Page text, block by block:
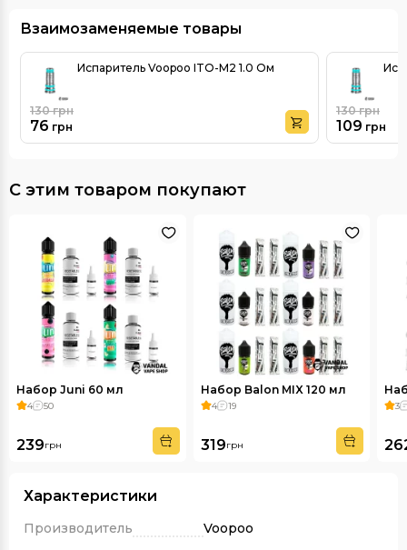
Взаимозаменяемые товары
Испаритель Voopoo ITO-М2 1.0 Ом
76 грн
130грн
109 грн
130грн
С этим товаром покупают
Набор Juni 60 мл
4 50
239грн
Набор Balon MIX 120 мл
4 19
319грн
3
Характеристики
Производитель
Voopoo